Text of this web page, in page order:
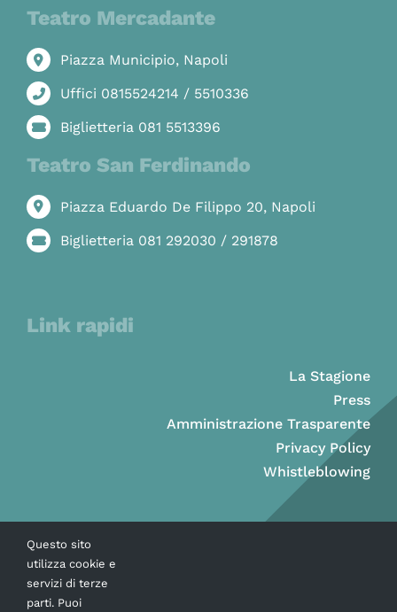
Teatro Mercadante
Piazza Municipio, Napoli
Uffici 0815524214 / 5510336
Biglietteria 081 5513396
Teatro San Ferdinando
Piazza Eduardo De Filippo 20, Napoli
Biglietteria 081 292030 / 291878
Link rapidi
La Stagione
Press
Amministrazione Trasparente
Privacy Policy
Whistleblowing
Questo sito
utilizza cookie e
servizi di terze
parti. Puoi